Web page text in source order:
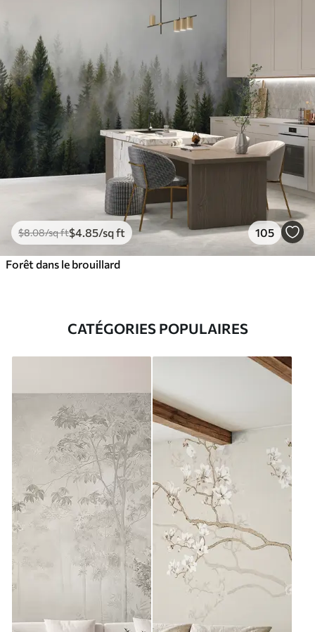
$8.08/sq ft$4 .85/sq ft 105
Forêt dans le brouillard
CATÉGORIES POPULAIRES